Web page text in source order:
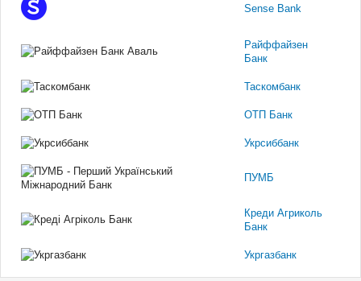
Sense Bank
Райффайзен
Банк
Таскомбанк
ОТП Банк
Укрсиббанк
ПУМБ
Креди Агриколь
Банк
Укргазбанк